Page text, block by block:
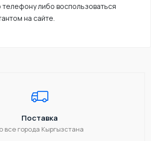
телефону либо воспользоваться
на сайте.
Поставка
все города Кыргызстана